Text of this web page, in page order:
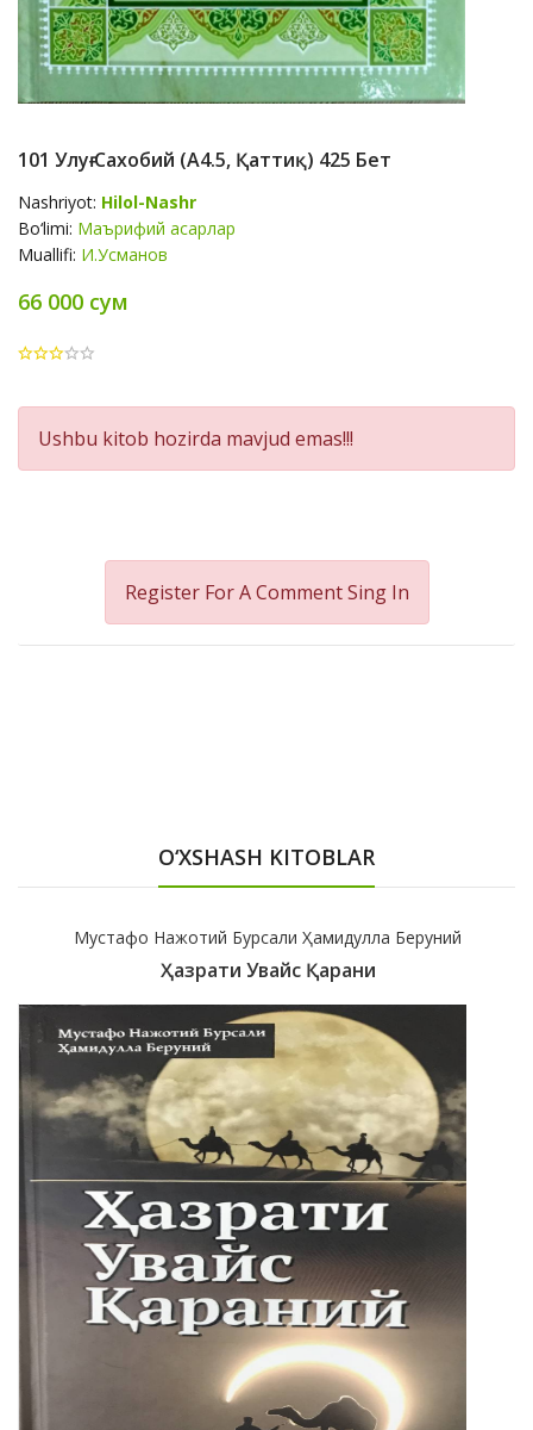
101 Улуғ Сахобий (А4.5, Қаттиқ) 425 Бет
Nashriyot: Hilol-Nashr
Bo‘limi: Маърифий асарлар
Muallifi: И.Усманов
66 000 сум
Product
Summery
Ushbu kitob hozirda mavjud emas!!!
Register For A CommentSing In
O‘XSHASH KITOBLAR
Мустафо Нажотий Бурсали Ҳамидулла Беруний
Ҳазрати Увайс Қарани